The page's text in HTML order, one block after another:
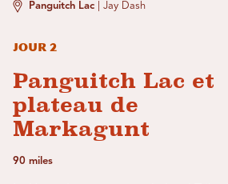
Panguitch Lac Jay Dash
Jour 2
Panguitch Lac et
plateau de
Markagunt
90 miles